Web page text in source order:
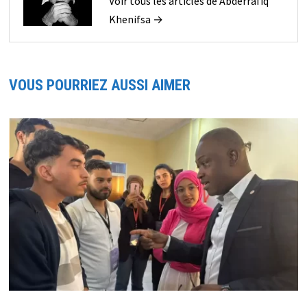
Khenifsa →
VOUS POURRIEZ AUSSI AIMER